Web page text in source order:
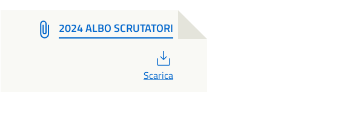
2024 ALBO SCRUTATORI
Scarica